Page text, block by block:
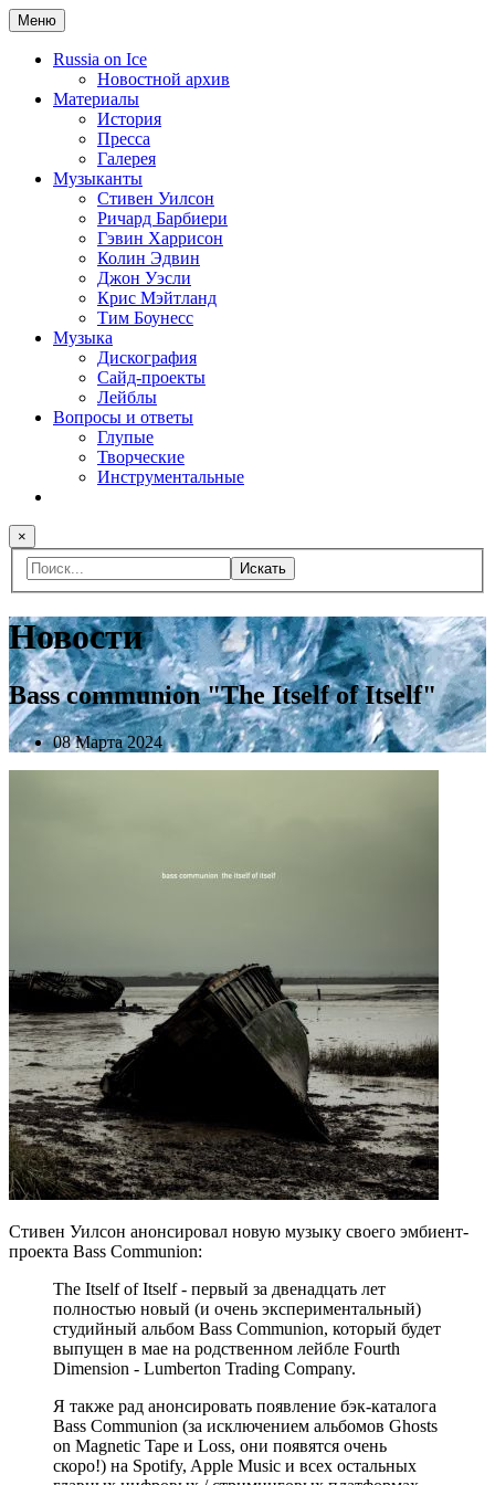
Меню
Russia on Ice
Новостной архив
Материалы
История
Пресса
Галерея
Музыканты
Стивен Уилсон
Ричард Барбиери
Гэвин Харрисон
Колин Эдвин
Джон Уэсли
Крис Мэйтланд
Тим Боунесс
Музыка
Дискография
Сайд-проекты
Лейблы
Вопросы и ответы
Глупые
Творческие
Инструментальные
×
Искать
Новости
Bass communion "The Itself of Itself"
08 Марта 2024
Стивен Уилсон анонсировал новую музыку своего эмбиент-
проекта Bass Communion:
The Itself of Itself - первый за двенадцать лет
полностью новый (и очень экспериментальный)
студийный альбом Bass Communion, который будет
выпущен в мае на родственном лейбле Fourth
Dimension - Lumberton Trading Company.
Я также рад анонсировать появление бэк-каталога
Bass Communion (за исключением альбомов Ghosts
on Magnetic Tape и Loss, они появятся очень
скоро!) на Spotify, Apple Music и всех остальных